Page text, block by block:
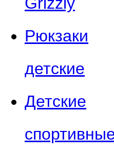
Рюкзаки
детские
Детские